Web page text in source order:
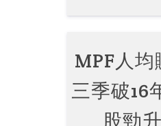
MPF人
三季破
股勁